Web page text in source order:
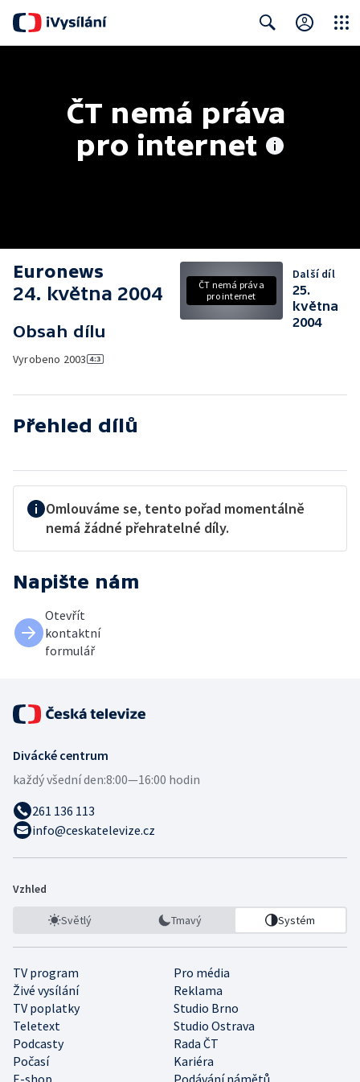
ČT nemá práva
pro internet
Euronews
24. května 2004
Obsah dílu
Vyrobeno 2003
ČT nemá práva
pro internet
Další díl
25.
května
2004
Přehled dílů
Omlouváme se, tento pořad momentálně
nemá žádné přehratelné díly.
Napište nám
Otevřít
kontaktní
formulář
Divácké centrum
každý všední den:8:00—16:00 hodin
261 136 113
info@ceskatelevize.cz
Vzhled
Světlý Tmavý Systém
TV program
Pro média
Živé vysílání
Reklama
TV poplatky
Studio Brno
Teletext
Studio Ostrava
Podcasty
Rada ČT
Počasí
Kariéra
E-shop
Podávání námětů